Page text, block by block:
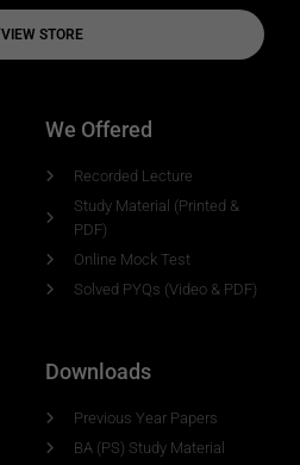
VIEW STORE
We Offered
Recorded Lecture
Study Material (Printed &
PDF)
Online Mock Test
Solved PYQs (Video & PDF)
Downloads
Previous Year Papers
BA (PS) Study Material